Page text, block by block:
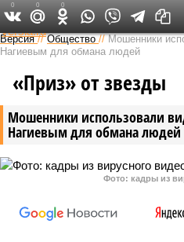
Версия //Общество //Мошенники
Нагиевым для обмана людей
Мошенники использовали
Нагиевым для обмана людей
«Приз» от звезды
Фото: кадры из
0 0 0